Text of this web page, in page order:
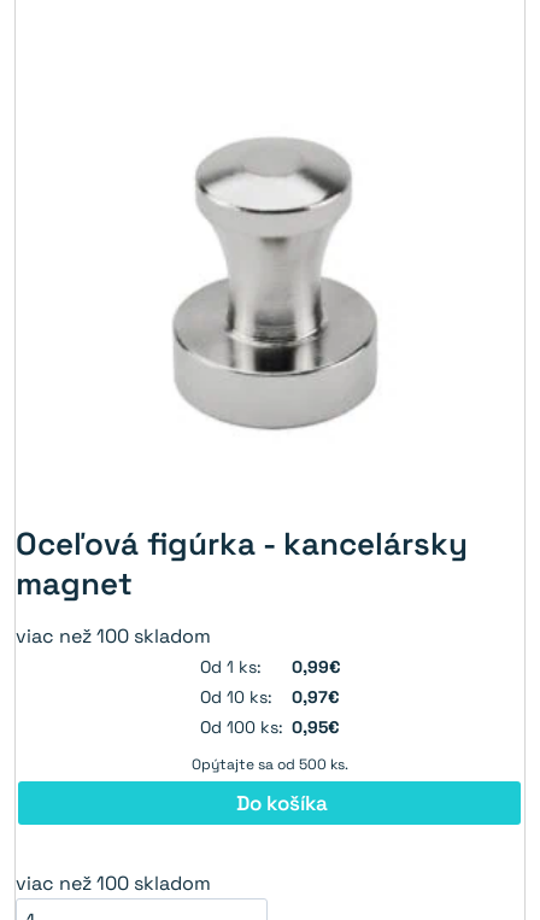
Oceľová figúrka - kancelársky
magnet
viac než 100 skladom
Od 1 ks:
0,99€
Od 10 ks:
0,97€
Od 100 ks: 0,95€
Opýtajte sa od 500 ks.
Do košíka
viac než 100 skladom